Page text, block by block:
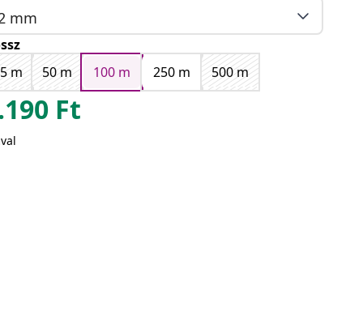
mm
m
50 m 100 m 250 m 500 m
Ft